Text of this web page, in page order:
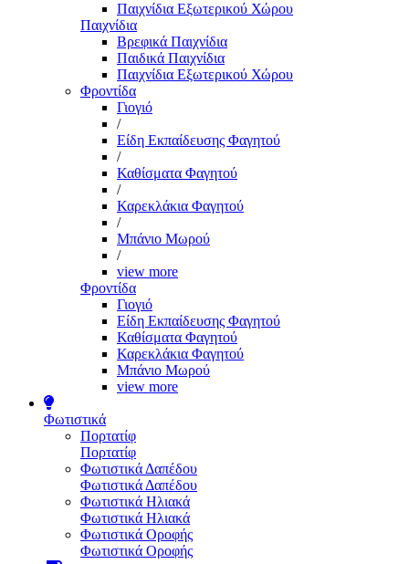
Παιχνίδια Εξωτερικού Χώρου
Παιχνίδια
Βρεφικά Παιχνίδια
Παιδικά Παιχνίδια
Παιχνίδια Εξωτερικού Χώρου
Φροντίδα
Γιογιό
/
Είδη Εκπαίδευσης Φαγητού
/
Καθίσματα Φαγητού
/
Καρεκλάκια Φαγητού
/
Μπάνιο Μωρού
/
view more
Φροντίδα
Γιογιό
Είδη Εκπαίδευσης Φαγητού
Καθίσματα Φαγητού
Καρεκλάκια Φαγητού
Μπάνιο Μωρού
view more
Φωτιστικά
Πορτατίφ
Πορτατίφ
Φωτιστικά Δαπέδου
Φωτιστικά Δαπέδου
Φωτιστικά Ηλιακά
Φωτιστικά Ηλιακά
Φωτιστικά Οροφής
Φωτιστικά Οροφής